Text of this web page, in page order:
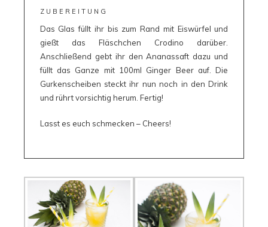
ZUBEREITUNG
Das Glas füllt ihr bis zum Rand mit Eiswürfel und
gießt das Fläschchen Crodino darüber.
Anschließend gebt ihr den Ananassaft dazu und
füllt das Ganze mit 100ml Ginger Beer auf. Die
Gurkenscheiben steckt ihr nun noch in den Drink
und rührt vorsichtig herum. Fertig!
Lasst es euch schmecken – Cheers!